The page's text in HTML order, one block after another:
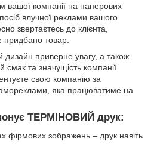
вашої компанії на паперових
влучної реклами вашого
звертаєтесь до клієнта,
придбано товар.
дизайн приверне увагу, а також
смак та значущість компанії.
свою компанію за
яка працюватиме на
ТЕРМІНОВИЙ друк:
фірмових зображень – друк навіть